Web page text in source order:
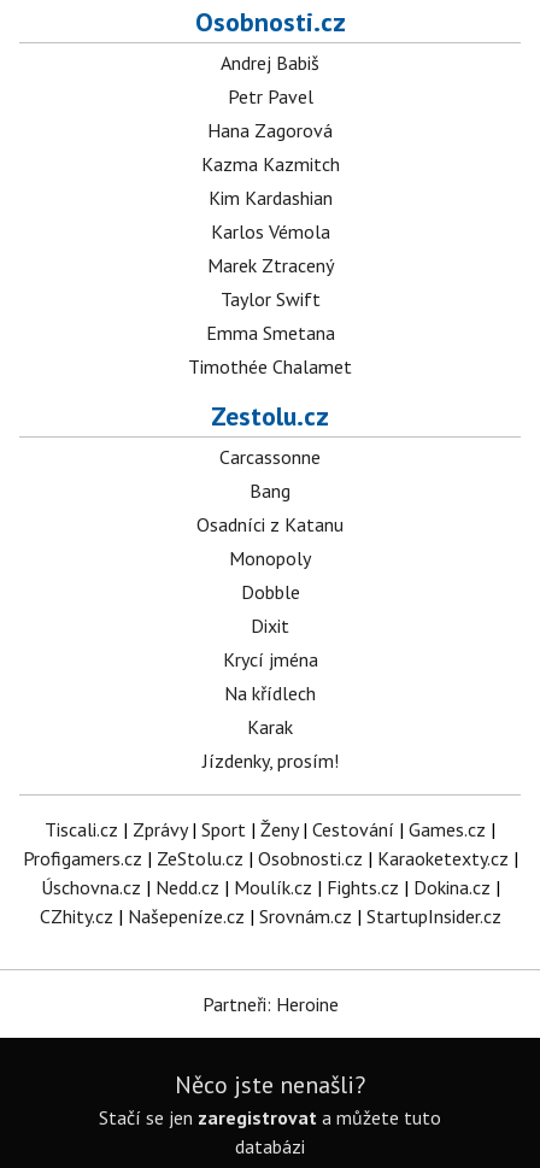
Osobnosti.cz
Andrej Babiš
Petr Pavel
Hana Zagorová
Kazma Kazmitch
Kim Kardashian
Karlos Vémola
Marek Ztracený
Taylor Swift
Emma Smetana
Timothée Chalamet
Zestolu.cz
Carcassonne
Bang
Osadníci z Katanu
Monopoly
Dobble
Dixit
Krycí jména
Na křídlech
Karak
Jízdenky, prosím!
Tiscali.cz | Zprávy| Sport | Ženy| Cestování | Games.cz |
Profigamers.cz | ZeStolu.cz | Osobnosti.cz | Karaoketexty.cz |
Úschovna.cz | Nedd.cz | Moulík.cz | Fights.cz | Dokina.cz |
CZhity.cz | Našepeníze.cz | Srovnám.cz | StartupInsider.cz
Partneři: Heroine
Něco jste nenašli?
Stačí se jen zaregistrovat a můžete tuto
databázi